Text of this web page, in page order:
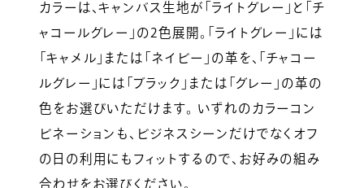
カラーは、キャンバス生地が「ライトグレー」と「チ
ャコールグレー」の2色展開。「ライトグレー」には
「キャメル」または「ネイビー」の革を、「チャコー
ルグレー」には「ブラック」または「グレー」の革の
色をお選びいただけます。 いずれのカラーコン
ビネーションも、ビジネスシーンだけでなくオフ
の日の利用にもフィットするので、お好みの組み
合わせをお選びください。